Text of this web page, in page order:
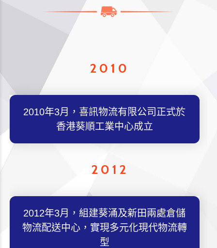
2010
2010年3月，喜訊物流有限公司正式於
香港葵順工業中心成立
2012
2012年3月，組建葵涌及新田兩處倉儲
物流配送中心，實現多元化現代物流轉
型